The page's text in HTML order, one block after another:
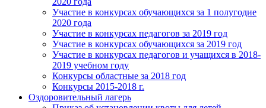
Участие в конкурсах обучающихся за 1 полугодие
2020 года
Участие в конкурсах педагогов за 2019 год
Участие в конкурсах обучающихся за 2019 год
Участие в конкурсах педагогов и учащихся в 2018-
2019 учебном году
Конкурсы областные за 2018 год
Конкурсы 2015-2018 г.
Оздоровительный лагерь